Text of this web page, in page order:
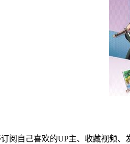
阅自己喜欢的UP主、收藏视频